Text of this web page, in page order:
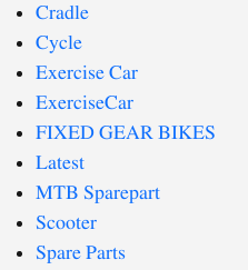
Cradle
Cycle
Exercise Car
ExerciseCar
FIXED GEAR BIKES
Latest
MTB Sparepart
Scooter
Spare Parts